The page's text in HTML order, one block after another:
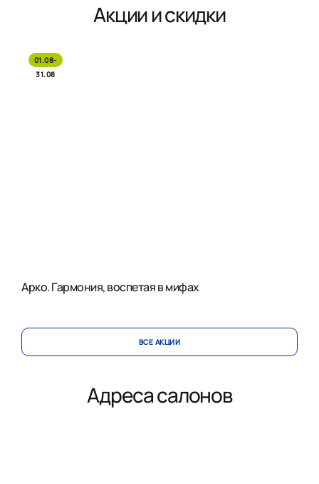
Акции и скидки
01.08-
31.08
Арко. Гармония, воспетая в мифах
ВСЕ АКЦИИ
Адреса салонов